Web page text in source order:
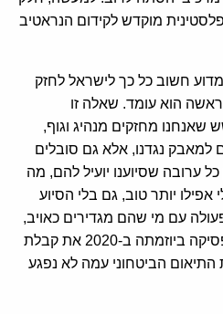
מוקדש לקידום הנראטיב
חשוב כל כך לישראל לחזק
הוא עומד. שאלה זו
מחזקים מנהיג וגוף,
למאבק נגדנו, אלא גם סובלים
ערובה שסיוענו יועיל להם, מה
יותר טוב, גם בלי הסיוע
עם מי שהם מגדירים כאויב,
(הא לראיה, כאשר הרשות הפסיקה ביוזמתה ב-2020 את קבלת
הביטחוני עמה לא נפגע